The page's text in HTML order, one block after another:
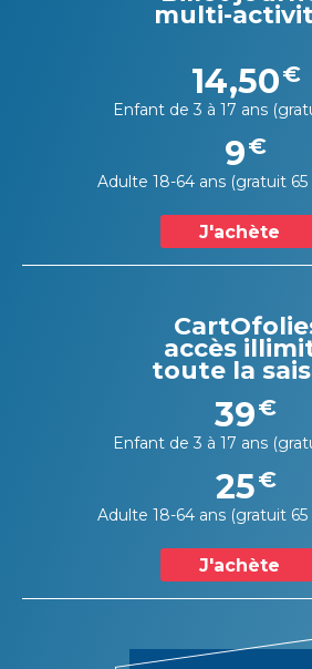
multi-
14,50€
Enfant de 3 à 17 ans
9€
Adulte 18-64 ans (gratuit 65
J'achète
accès
toute la
39€
Enfant de 3 à 17 ans
25€
Adulte 18-64 ans (gratuit 65
J'achète